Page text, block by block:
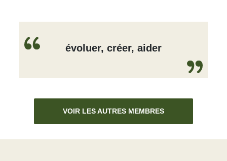
évoluer, créer, aider
VOIR LES AUTRES MEMBRES